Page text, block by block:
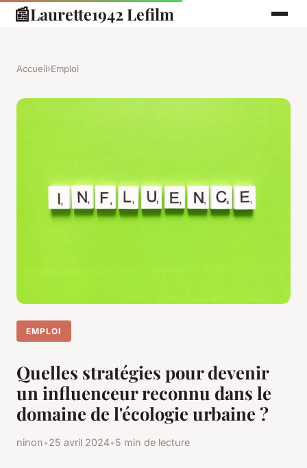
📰Laurette1942 Lefilm
Accueil›Emploi
EMPLOI
Quelles stratégies pour devenir
un influenceur reconnu dans le
domaine de l'écologie urbaine ?
ninon•25 avril 2024•5 min de lecture